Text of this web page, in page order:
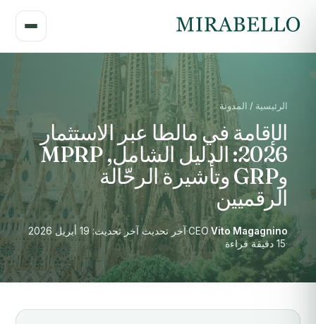
الرئيسية / المدونة
الإقامة في مالطا عبر الاستثمار
2026: الدليل الشامل, MPRP
وGRP وتأشيرة الرحّالة
الرقميين
Vito Magagnino
·
CEO
·آخر تحديث آخر تحديث: 19 أبريل 2026
·15 دقيقة قراءة